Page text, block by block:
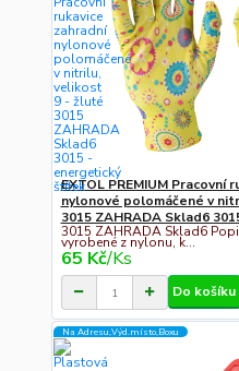
EXTOL PREMIUM Pracovní
nylonové polomáčené v
3015 ZAHRADA Sklad6
3015 ZAHRADA Sklad6
vyrobené z nylonu, k...
65 Kč/Ks
Do košíku
Na Adresu,Výd.místo,Boxu